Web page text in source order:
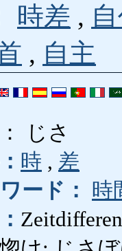
時差 ,
, 自主
じさ
時 , 差
ード：
時